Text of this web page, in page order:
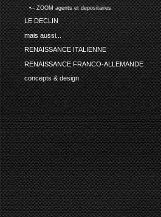
•-- ZOOM agents et depositaires
LE DECLIN
mais aussi...
RENAISSANCE ITALIENNE
RENAISSANCE FRANCO-ALLEMANDE
concepts & design